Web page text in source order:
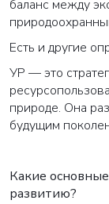
баланс между
Есть и другие
УР — это
природе. Она
будущим
Какие
развитию?